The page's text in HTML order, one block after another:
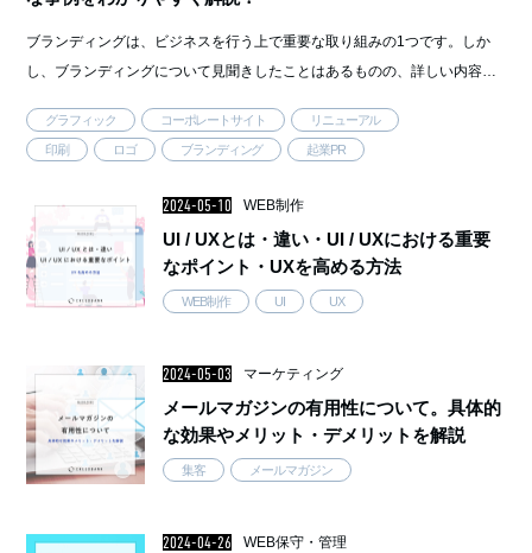
ブランディングは、ビジネスを行う上で重要な取り組みの1つです。しか
し、ブランディングについて見聞きしたことはあるものの、詳しい内容は
ンディングの意味や取り …..
グラフィック コーポレートサイト リニューアル
印刷 ロゴ ブランディング 起業PR
2024-05-10 WEB制作
UI / UXとは・違い・UI / UXにおける重要
なポイント・UXを高める方法
WEB制作 UI UX
2024-05-03 マーケティング
メールマガジンの有用性について。具体的
な効果やメリット・デメリットを解説
集客 メールマガジン
2024-04-26 WEB保守・管理